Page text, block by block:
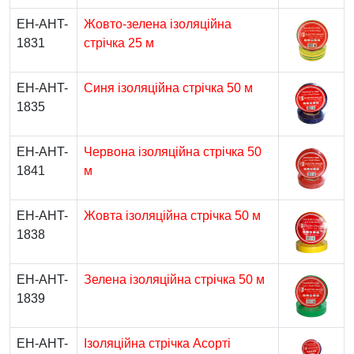
EH-AHT-
1831
Жовто-зелена ізоляційна
стрічка 25 м
EH-AHT-
1835
Синя ізоляційна стрічка 50 м
EH-AHT-
1841
Червона ізоляційна стрічка 50
м
EH-AHT-
1838
Жовта ізоляційна стрічка 50 м
EH-AHT-
1839
Зелена ізоляційна стрічка 50 м
EH-AHT-
Ізоляційна стрічка Асорті